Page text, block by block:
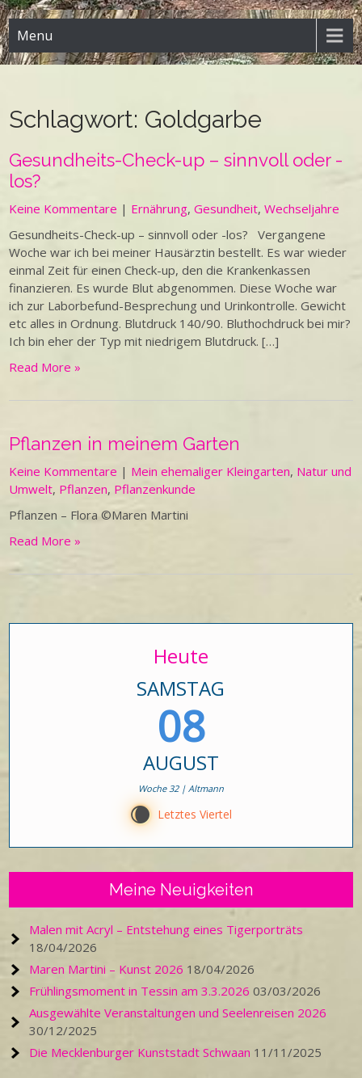
Menu
Schlagwort: Goldgarbe
Gesundheits-Check-up – sinnvoll oder -
los?
Keine Kommentare | Ernährung,Gesundheit,Wechseljahre
Gesundheits-Check-up – sinnvoll oder -los? Vergangene
Woche war ich bei meiner Hausärztin bestellt. Es war wieder
einmal Zeit für einen Check-up, den die Krankenkassen
finanzieren. Es wurde Blut abgenommen. Diese Woche war
ich zur Laborbefund-Besprechung und Urinkontrolle. Gewicht
etc alles in Ordnung. Blutdruck 140/90. Bluthochdruck bei mir?
Ich bin eher der Typ mit niedrigem Blutdruck. […]
Read More »
Pflanzen in meinem Garten
Keine Kommentare | Mein ehemaliger Kleingarten, Natur und
Umwelt, Pflanzen, Pflanzenkunde
Pflanzen – Flora ©Maren Martini
Read More »
Heute
SAMSTAG
08
AUGUST
Woche 32 | Altmann
W Letztes Viertel
Meine Neuigkeiten
Malen mit Acryl – Entstehung eines Tigerporträts
18/04/2026
Maren Martini – Kunst 2026 18/04/2026
Frühlingsmoment in Tessin am 3.3.2026 03/03/2026
Ausgewählte Veranstaltungen und Seelenreisen 2026
30/12/2025
Die Mecklenburger Kunststadt Schwaan 11/11/2025